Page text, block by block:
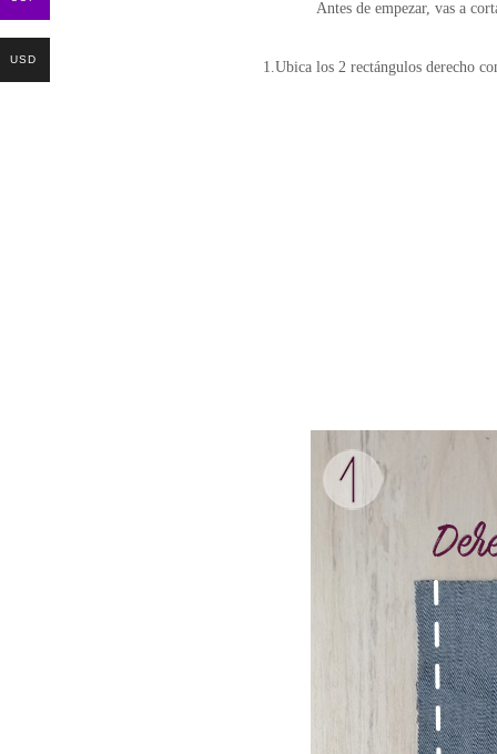
Antes de empezar, vas a
1.Ubica los 2 rectángulos derecho
USD